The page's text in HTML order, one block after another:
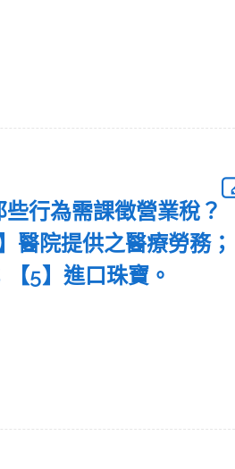
行為需課徵營業稅？
醫院提供之醫療勞務；
【5】進口珠寶。